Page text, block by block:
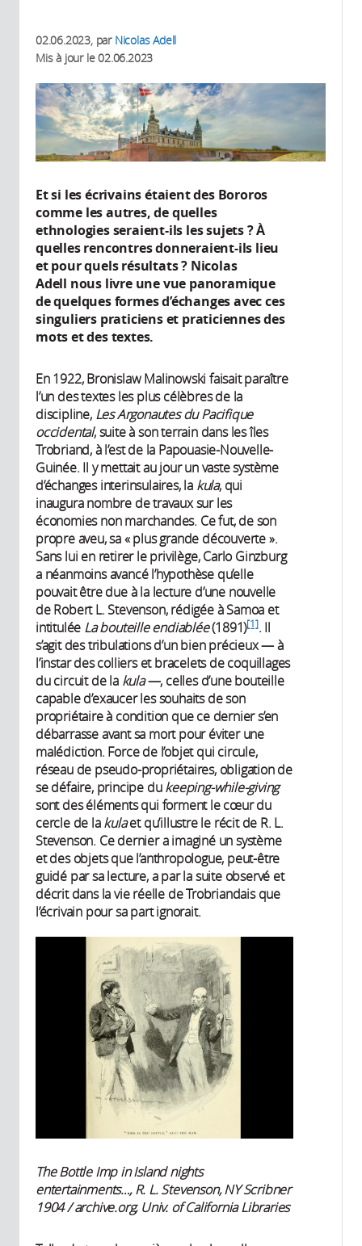
02.06.2023, par Nicolas Adell
Mis à jour le02.06.2023
Et si les écrivains étaient des Bororos
comme les autres, de quelles
ethnologies seraient-ils les sujets ? À
quelles rencontres donneraient-ils lieu
et pour quels résultats ? Nicolas
Adell nous livre une vue panoramique
de quelques formes d’échanges avec ces
singuliers praticiens et praticiennes des
mots et des textes.
En 1922, Bronislaw Malinowski faisait paraître
l’un des textes les plus célèbres de la
discipline, Les Argonautes du Pacifique
occidental, suite à son terrain dans les îles
Trobriand, à l’est de la Papouasie-Nouvelle-
Guinée. Il y mettait au jour un vaste système
d’échanges interinsulaires, la kula, qui
inaugura nombre de travaux sur les
économies non marchandes. Ce fut, de son
propre aveu, sa « plus grande découverte ».
Sans lui en retirer le privilège, Carlo Ginzburg
a néanmoins avancé l’hypothèse qu’elle
pouvait être due à la lecture d’une nouvelle
de Robert L. Stevenson, rédigée à Samoa et
intitulée La bouteille endiablée(1891)[1]. Il
s’agit des tribulations d’un bien précieux — à
l’instar des colliers et bracelets de coquillages
du circuit de la kula—, celles d’une bouteille
capable d’exaucer les souhaits de son
propriétaire à condition que ce dernier s’en
débarrasse avant sa mort pour éviter une
malédiction. Force de l’objet qui circule,
réseau de pseudo-propriétaires, obligation de
se défaire, principe dukeeping-while-giving
sont des éléments qui forment le cœur du
cercle de lakulaet qu’illustre le récit de R. L.
Stevenson. Ce dernier a imaginé un système
et des objets que l’anthropologue, peut-être
guidé par sa lecture, a par la suite observé et
décrit dans la vie réelle de Trobriandais que
l’écrivain pour sa part ignorait.
The Bottle Imp in Island nights
entertainments…, R. L. Stevenson, NY Scribner
1904 / archive.org, Univ. of California Libraries